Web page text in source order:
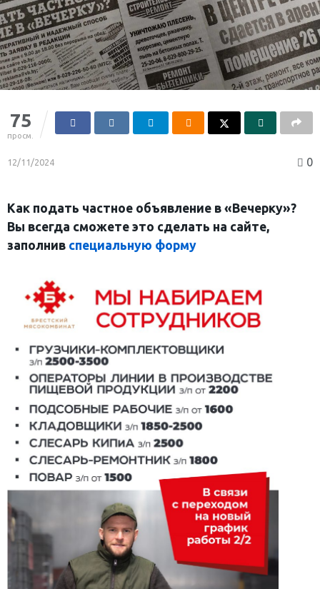
75
просм.
12/11/2024 0
Как подать частное объявление в «Вечерку»?
Вы всегда сможете это сделать на сайте,
заполнив специальную форму